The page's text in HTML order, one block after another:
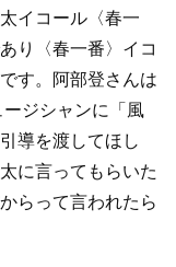
イコール〈春一
り〈春一番〉イコ
す。阿部登さんは
ジシャンに「風
導を渡してほし
に言ってもらいた
らって言われたら